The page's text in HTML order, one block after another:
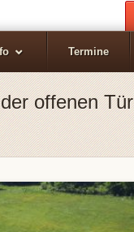
Termine
offenen Tür